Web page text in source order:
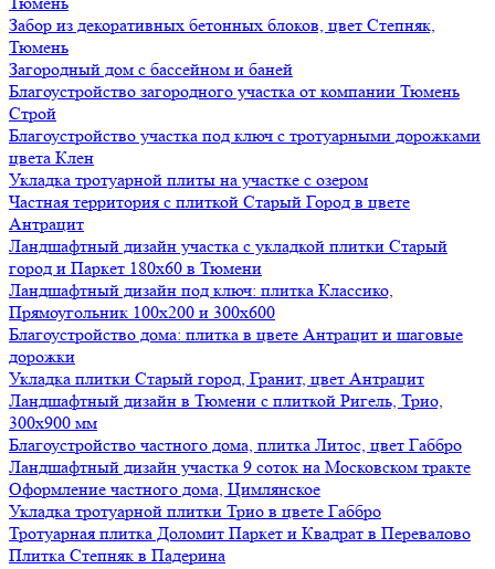
Забор из декоративных бетонных блоков, цвет Степняк,
Тюмень
Загородный дом с бассейном и баней
Благоустройство загородного участка от компании Тюмень
Строй
Благоустройство участка под ключ с тротуарными дорожками
цвета Клен
Укладка тротуарной плиты на участке с озером
Частная территория с плиткой Старый Город в цвете
Антрацит
Ландшафтный дизайн участка с укладкой плитки Старый
город и Паркет 180х60 в Тюмени
Ландшафтный дизайн под ключ: плитка Классико,
Прямоугольник 100х200 и 300х600
Благоустройство дома: плитка в цвете Антрацит и шаговые
дорожки
Укладка плитки Старый город, Гранит, цвет Антрацит
Ландшафтный дизайн в Тюмени с плиткой Ригель, Трио,
300х900 мм
Благоустройство частного дома, плитка Литос, цвет Габбро
Ландшафтный дизайн участка 9 соток на Московском тракте
Оформление частного дома, Цимлянское
Укладка тротуарной плитки Трио в цвете Габбро
Тротуарная плитка Доломит Паркет и Квадрат в Перевалово
Плитка Степняк в Падерина